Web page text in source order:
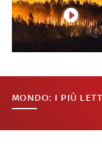
MONDO: I PIÙ